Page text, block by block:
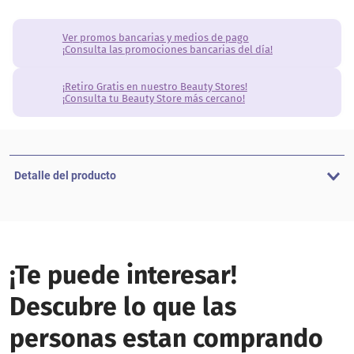
Ver promos bancarias y medios de pago
¡Consulta las promociones bancarias del día!
¡Retiro Gratis en nuestro Beauty Stores!
¡Consulta tu Beauty Store más cercano!
Detalle del producto
¡Te puede interesar!
Descubre lo que las
personas estan comprando